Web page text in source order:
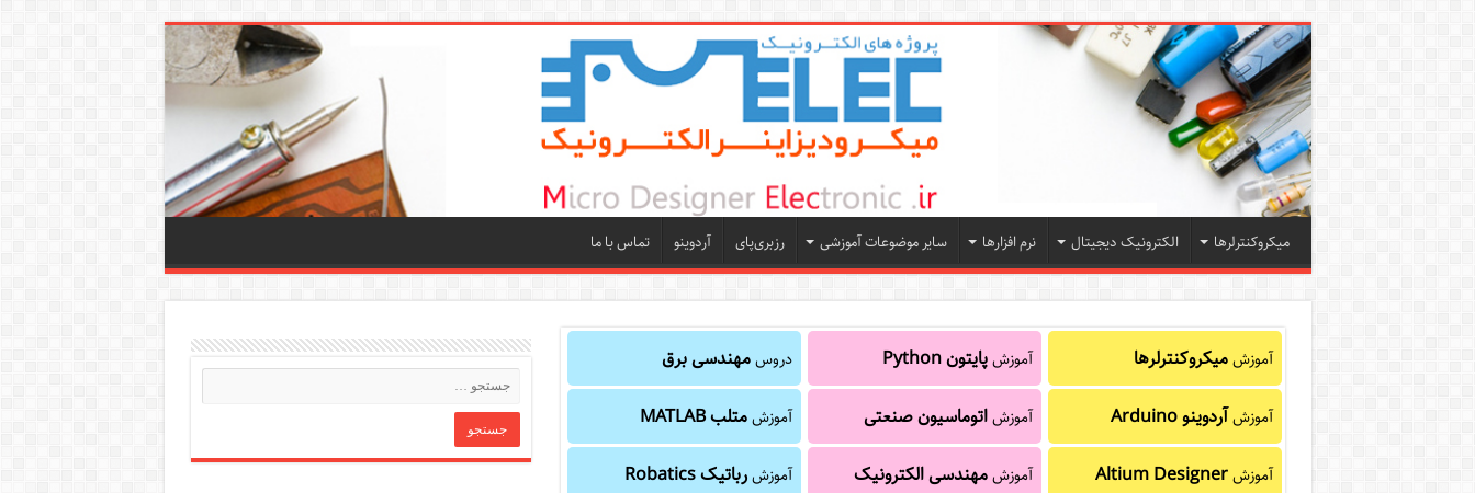
میکروکنترلرها الکترونیک دیجیتال نرم افزارها سایر موضوعات آموزشی رزبری‌پای آردوینو تماس با ما
آموزشمیکروکنترلرها
آموزشآردوینو Arduino
آموزشAltium Designer
آموزشپایتون Python
آموزشاتوماسیون صنعتی
آموزشمهندسی الکترونیک
دروسمهندسی برق
آموزشمتلب MATLAB
آموزشرباتیک Robatics